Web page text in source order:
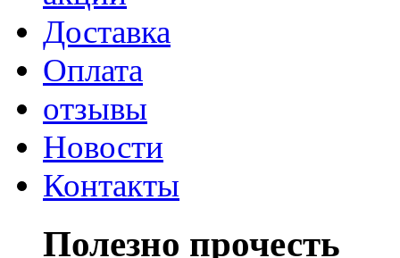
Доставка
Оплата
отзывы
Новости
Контакты
Полезно прочесть